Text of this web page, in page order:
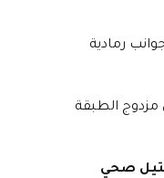
صحي